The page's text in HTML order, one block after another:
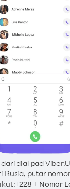
dial pad Viber.
Rusia, putar
+228 + Nomor